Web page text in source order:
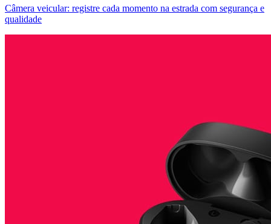
Câmera veicular: registre cada momento na estrada com segurança e
qualidade